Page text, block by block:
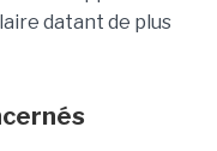
datant de plus